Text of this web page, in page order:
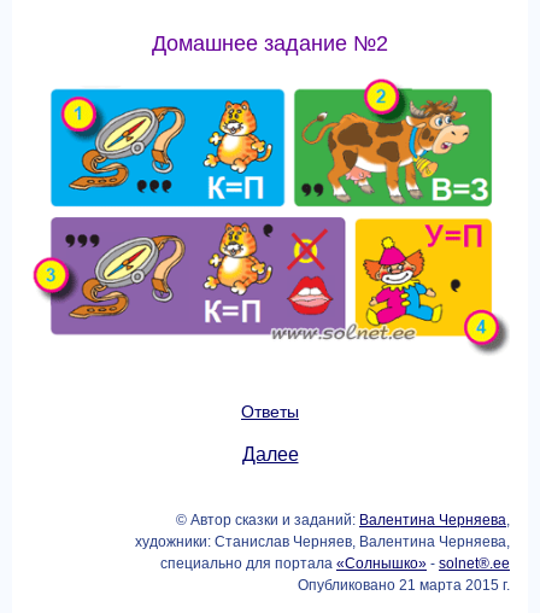
Домашнее задание №2
Ответы
Далее
© Автор сказки и заданий: Валентина Черняева
художники: Станислав Черняев, Валентина Черняева,
специально для портала «Солнышко» - solnet®.ee
Опубликовано 21 марта 2015 г.